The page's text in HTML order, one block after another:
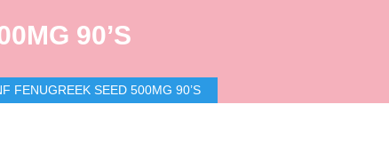
90’S
FENUGREEK SEED 500MG 90’S